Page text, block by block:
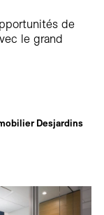
Desjardins
de
le grand